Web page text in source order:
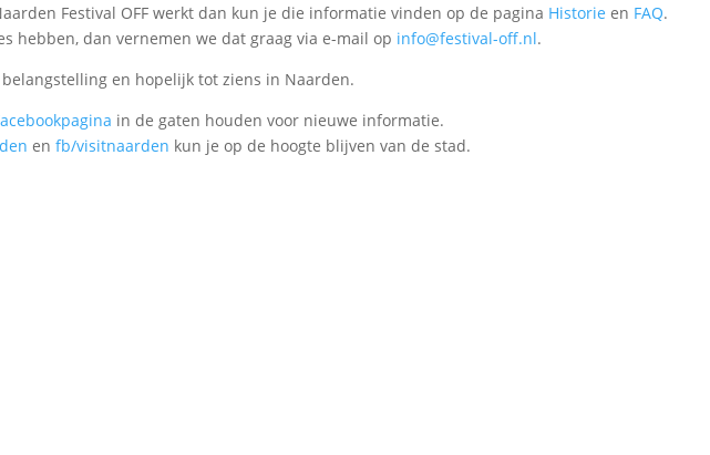
Festival OFF werkt dan kun je die informatie vinden op de pagina Historieen FAQ.
hebben, dan vernemen we dat graag via e-mail op info@festival-off.nl.
en hopelijk tot ziens in Naarden.
in de gaten houden voor nieuwe informatie.
enfb/visitnaarden kun je op de hoogte blijven van de stad.